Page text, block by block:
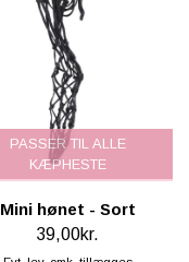
PASSER TIL ALLE
KÆPHESTE
Mini hønet - Sort
39,00kr.